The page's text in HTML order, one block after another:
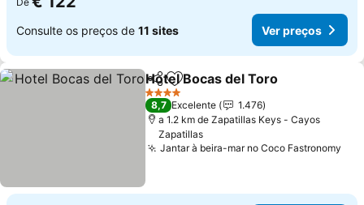
Consulte os preços de 11 sites Ver preços
PartilharAdicionar aos favoritos
Hotel Bocas del Toro
4 Estrelas
8,7 Excelente
1.476
a 1.2 km de Zapatillas Keys - Cayos
Zapatillas
Jantar à beira-mar no Coco Fastronomy